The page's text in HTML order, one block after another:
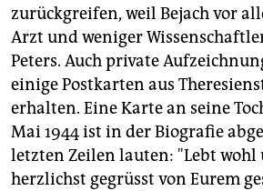
zurückgreifen, weil Bejach vor
Arzt und weniger
Peters. Auch private
einige Postkarten aus
erhalten. Eine Karte an seine
Mai 1944 ist in der Biografie
letzten Zeilen lauten: "Lebt wohl
herzlichst gegrüsst von Eurem